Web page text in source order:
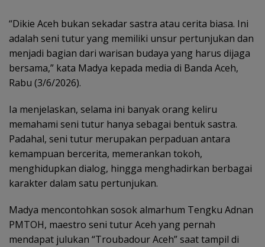
“Dikie Aceh bukan sekadar sastra atau cerita biasa. Ini
adalah seni tutur yang memiliki unsur pertunjukan dan
menjadi bagian dari warisan budaya yang harus dijaga
bersama,” kata Madya kepada media di Banda Aceh,
Rabu (3/6/2026).
Ia menjelaskan, selama ini banyak orang keliru
memahami seni tutur hanya sebagai bentuk sastra.
Padahal, seni tutur merupakan perpaduan antara
kemampuan bercerita, memerankan tokoh,
menghidupkan dialog, hingga menghadirkan berbagai
karakter dalam satu pertunjukan.
Madya mencontohkan sosok almarhum Tengku Adnan
PMTOH, maestro seni tutur Aceh yang pernah
mendapat julukan “Troubadour Aceh” saat tampil di